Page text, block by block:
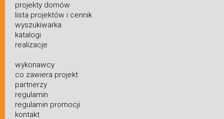
projekty domów
lista projektów i cennik
wyszukiwarka
katalogi
realizacje
wykonawcy
co zawiera projekt
partnerzy
regulamin
regulamin promocji
kontakt